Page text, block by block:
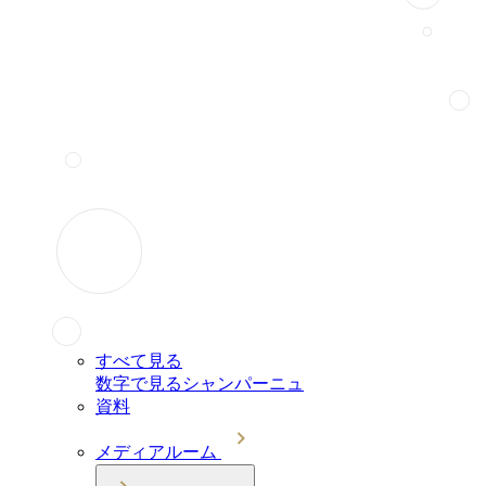
すべて見る
数字で見るシャンパーニュ
資料
メディアルーム